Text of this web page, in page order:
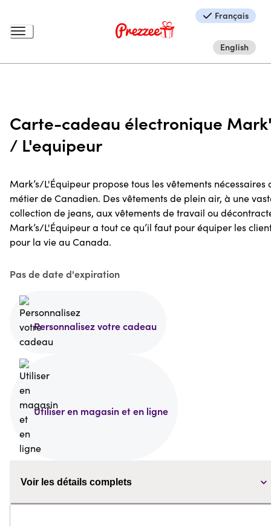
Français
English
Carte-cadeau électronique
/ L'equipeur
Mark’s/L'Équipeur propose tous les vêtements nécessaires
métier de Canadien. Des vêtements de plein air, à une
collection de jeans, aux vêtements de travail ou
Mark’s/L'Équipeur a tout ce qu’il faut pour équiper les
pour la vie au Canada.
Pas de date d'expiration
Personnalisez votre cadeau
Utiliser en magasin et en ligne
Voir les détails complets